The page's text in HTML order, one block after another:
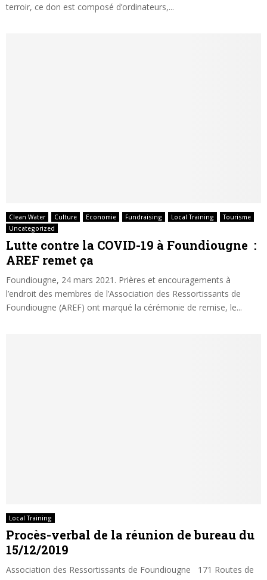
terroir, ce don est composé d’ordinateurs,...
Clean Water Culture Economie Fundraising Local Training
Tourisme
Uncategorized
Lutte contre la COVID-19 à Foundiougne :
AREF remet ça
Foundiougne, 24 mars 2021. Prières et encouragements à
l’endroit des membres de l’Association des Ressortissants de
Foundiougne (AREF) ont marqué la cérémonie de remise, le...
Local Training
Procès-verbal de la réunion de bureau du
15/12/2019
Association des Ressortissants de Foundiougne 171 Routes de